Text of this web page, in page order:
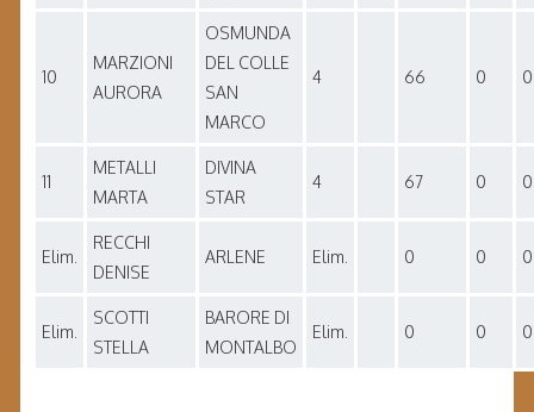
10
MARZIONI
AURORA
OSMUNDA
DEL COLLE
SAN
MARCO
4 66 0 0
11
METALLI
MARTA
DIVINA
STAR
4 67 0 0
Elim.
RECCHI
DENISE
ARLENE Elim. 0 0 0
Elim.
SCOTTI
STELLA
BARORE DI
MONTALBO
Elim. 0 0 0